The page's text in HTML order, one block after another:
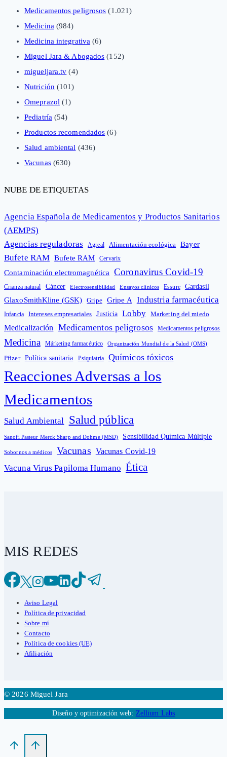
Medicamentos peligrosos (1.021)
Medicina (984)
Medicina integrativa (6)
Miguel Jara & Abogados (152)
migueljara.tv (4)
Nutrición (101)
Omeprazol (1)
Pediatría (54)
Productos recomendados (6)
Salud ambiental (436)
Vacunas(630)
NUBE DE ETIQUETAS
Agencia Española de Medicamentos y Productos Sanitarios
(AEMPS)
Agencias reguladoras
Agreal Alimentación ecológica Bayer
Bufete RAM Bufete RAM Cervarix
Contaminación electromagnética Coronavirus Covid-19
Crianza natural Cáncer Electrosensibilidad Ensayos clínicos Essure Gardasil
GlaxoSmithKline (GSK) Gripe Gripe A Industria farmacéutica
Infancia Intereses empresariales Justicia Lobby Marketing del miedo
Medicalización Medicamentos peligrosos Medicamentos peligrosos
Medicina Márketing farmacéutico Organización Mundial de la Salud (OMS)
Pfizer Política sanitaria Psiquiatría Químicos tóxicos
Reacciones Adversas a los
Medicamentos
Salud Ambiental Salud pública
Sanofi Pasteur Merck Sharp and Dohme (MSD) Sensibilidad Química Múltiple
Sobornos a médicos Vacunas Vacunas Covid-19
Vacuna Virus Papiloma Humano Ética
MIS REDES
Aviso Legal
Política de privacidad
Sobre mí
Contacto
Política de cookies (UE)
Afiliación
© 2026 Miguel Jara
Diseño y optimización web: Zellium Labs